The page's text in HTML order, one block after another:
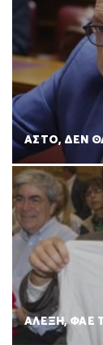
ΑΣΤΟ, ΔΕΝ
ΑΛΕΞΗ, ΦΑΕ